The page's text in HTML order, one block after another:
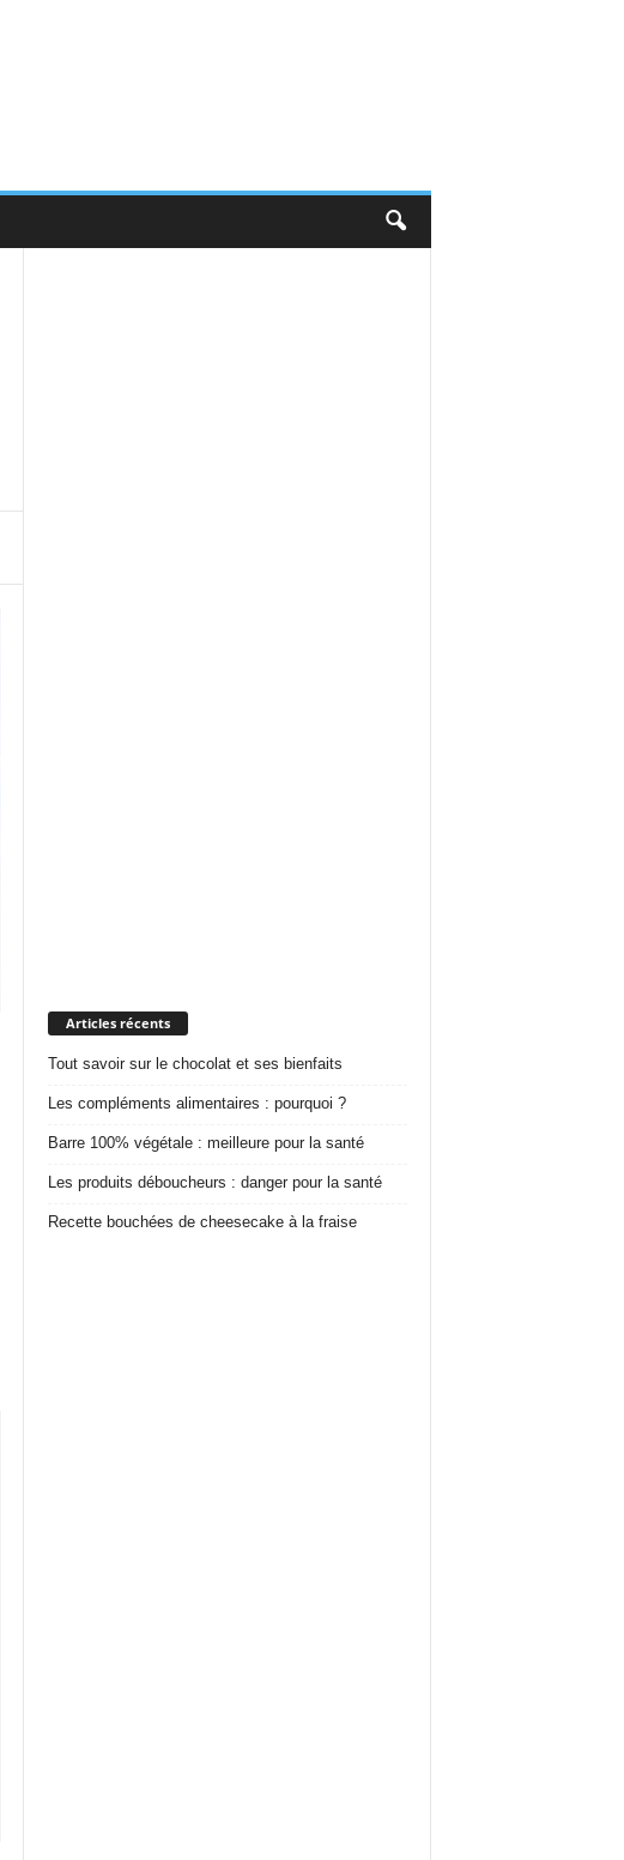
Articles récents
Tout savoir sur le chocolat et ses bienfaits
Les compléments alimentaires : pourquoi ?
Barre 100% végétale : meilleure pour la santé
Les produits déboucheurs : danger pour la santé
Recette bouchées de cheesecake à la fraise